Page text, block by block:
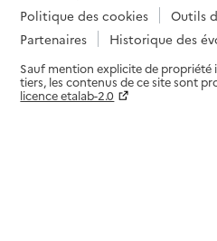
Politique des cookies
Outils
Partenaires
Historique des
Sauf mention explicite de propriété
tiers, les contenus de ce site sont
licence etalab-2.0